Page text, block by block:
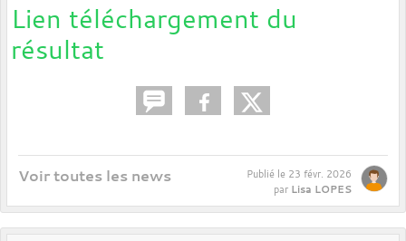
Lien téléchargement du
résultat
Voir toutes les news Publié le 23 févr. 2026
par Lisa LOPES